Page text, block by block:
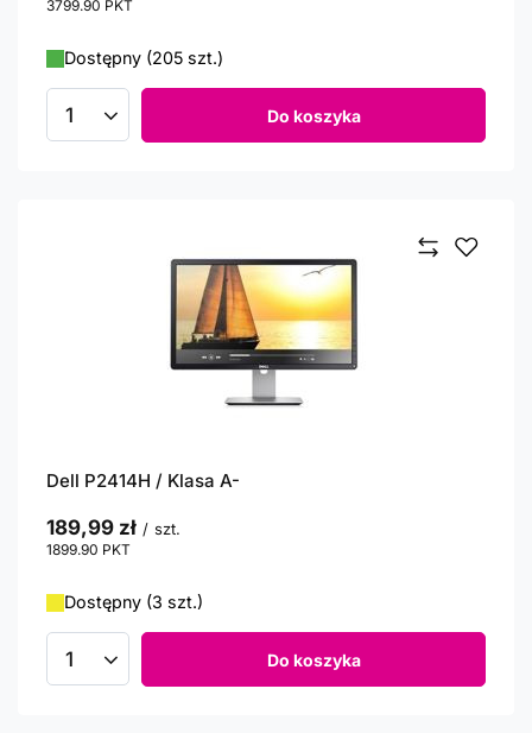
3799.90 PKT
Dostępny (205 szt.)
Ilość produktów Do koszyka
Dell P2414H / Klasa A-
189,99 zł / szt.
1899.90 PKT
Dostępny (3 szt.)
Ilość produktów Do koszyka